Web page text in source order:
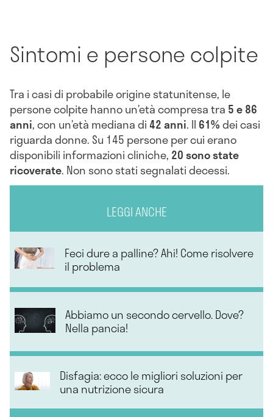
Sintomi e persone colpite
Tra i casi di probabile origine statunitense, le
persone colpite hanno un’età compresa tra 5 e 86
anni, con un’età mediana di 42 anni. Il 61%dei casi
riguarda donne. Su 145 persone per cui erano
disponibili informazioni cliniche, 20 sono state
ricoverate. Non sono stati segnalati decessi.
LEGGI ANCHE
Feci dure a palline? Ahi! Come risolvere
il problema
Abbiamo un secondo cervello. Dove?
Nella pancia!
Disfagia: ecco le migliori soluzioni per
una nutrizione sicura